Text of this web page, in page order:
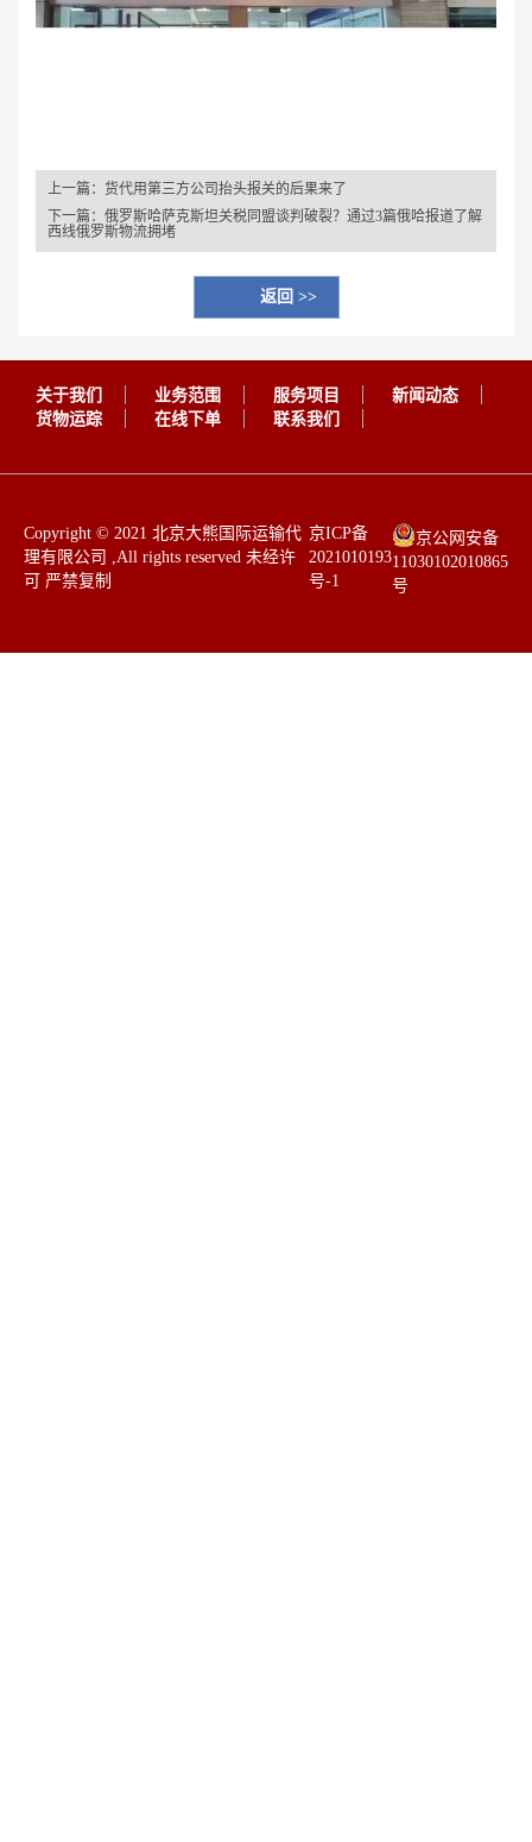
上一篇： 货代用第三方公司抬头报关的后果来了
下一篇： 俄罗斯哈萨克斯坦关税同盟谈判破裂？通过3篇俄哈报道了解
西线俄罗斯物流拥堵
返回 >>
关于我们 业务范围 服务项目
新闻动态
货物运踪
在线下单 联系我们
​Copyright © 2021 北京大熊国际运输代
理有限公司 ,All rights reserved 未经许
可 严禁复制 ​​
京ICP备
2021010193
号-1
京公网安备
11030102010865
号